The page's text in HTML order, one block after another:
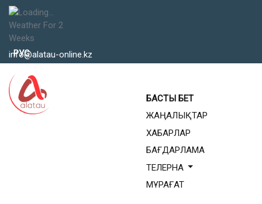
Weather For 2
Weeks
info@alatau-online.kz
Тіліңізді таңдаңыз
РУС
БАСТЫ БЕТ
ЖАҢАЛЫҚТАР
ХАБАРЛАР
БАҒДАРЛАМА
ТЕЛЕРНА
МҰРАҒАТ